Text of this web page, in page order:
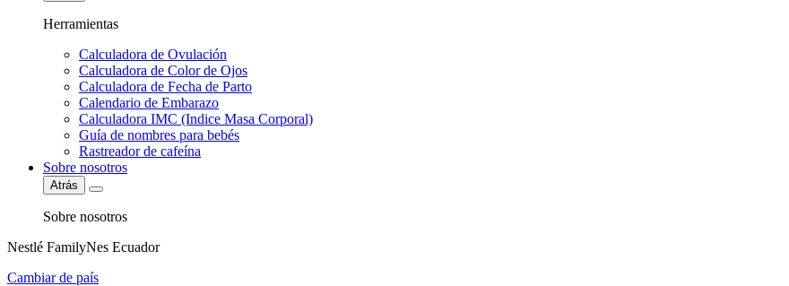
Herramientas
Calculadora de Ovulación
Calculadora de Color de Ojos
Calculadora de Fecha de Parto
Calendario de Embarazo
Calculadora IMC (Indice Masa Corporal)
Guía de nombres para bebés
Rastreador de cafeína
Sobre nosotros
Atrás
Sobre nosotros
Nestlé FamilyNes Ecuador
Cambiar de país